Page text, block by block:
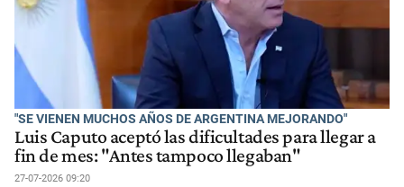
"SE VIENEN MUCHOS AÑOS DE ARGENTINA MEJORANDO"
Luis Caputo aceptó las dificultades para llegar a
fin de mes: "Antes tampoco llegaban"
27-07-2026 09:20